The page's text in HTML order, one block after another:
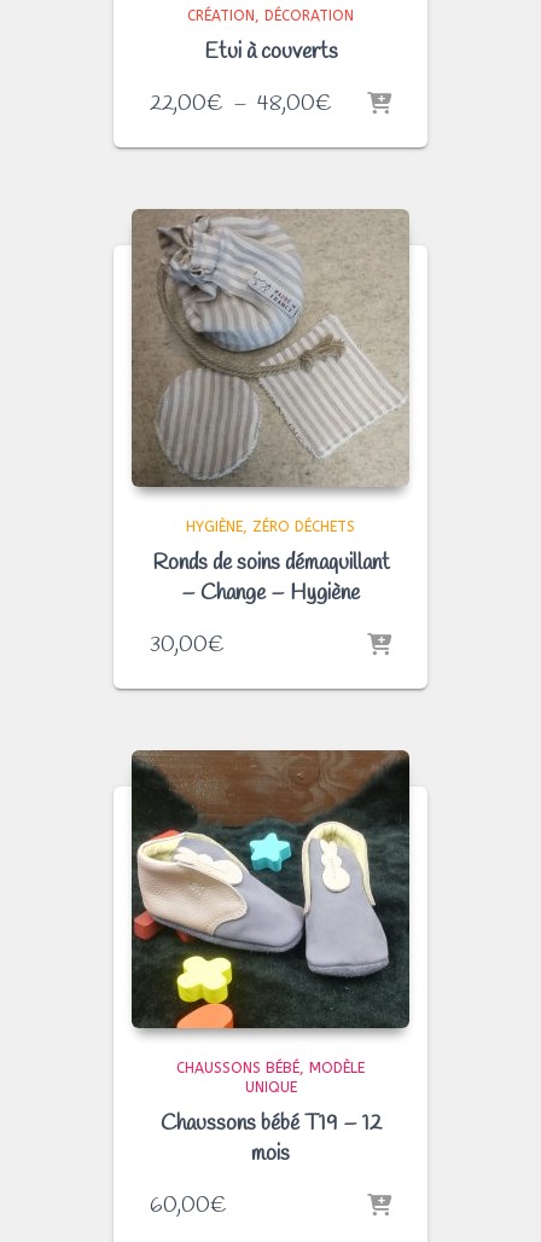
CRÉATION DÉCORATION
Etui à couverts
22,00€ – 48,00€ Plage
prix :
à
48,00€
HYGIÈNE ZÉRO DÉCHETS
Ronds de soins démaquillant
– Change – Hygiène
30,00€
CHAUSSONS BÉBÉ
MODÈLE
UNIQUE
Chaussons bébé T19 – 12
mois
60,00€